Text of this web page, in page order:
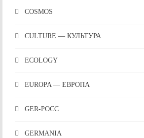
COSMOS
CULTURE — КУЛЬТУРА
ECOLOGY
EUROPA — ЕВРОПА
GER-POCC
GERMANIA